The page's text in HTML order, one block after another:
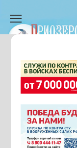
содержанию